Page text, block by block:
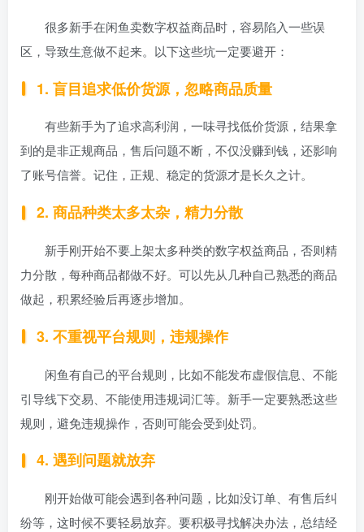
很多新手在闲鱼卖数字权益商品时，容易陷入一些误
区，导致生意做不起来。以下这些坑一定要避开：
1. 盲目追求低价货源，忽略商品质量
有些新手为了追求高利润，一味寻找低价货源，结果拿
到的是非正规商品，售后问题不断，不仅没赚到钱，还影响
了账号信誉。记住，正规、稳定的货源才是长久之计。
2. 商品种类太多太杂，精力分散
新手刚开始不要上架太多种类的数字权益商品，否则精
力分散，每种商品都做不好。可以先从几种自己熟悉的商品
做起，积累经验后再逐步增加。
3. 不重视平台规则，违规操作
闲鱼有自己的平台规则，比如不能发布虚假信息、不能
引导线下交易、不能使用违规词汇等。新手一定要熟悉这些
规则，避免违规操作，否则可能会受到处罚。
4. 遇到问题就放弃
刚开始做可能会遇到各种问题，比如没订单、有售后纠
纷等，这时候不要轻易放弃。要积极寻找解决办法，总结经